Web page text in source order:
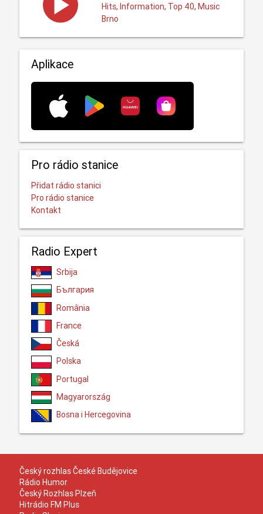
Hits, Information, Top 40, Music
Brno
Aplikace
Pro rádio stanice
Přidat rádio stanici
Pro rádio stanice
Kontakt
Radio Expert
Srbija
България
România
France
Česká
Polska
Portugal
Magyarország
Bosna i Hercegovina
Český rozhlas České Budějovice
Rádio Humor
Český Rozhlas Plzeň
Hitrádio FM Plus